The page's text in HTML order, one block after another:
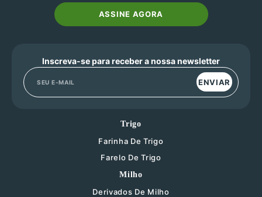
ASSINE AGORA
Inscreva-se para receber a nossa newsletter
ENVIAR
Trigo
Farinha De Trigo
Farelo De Trigo
Milho
Derivados De Milho